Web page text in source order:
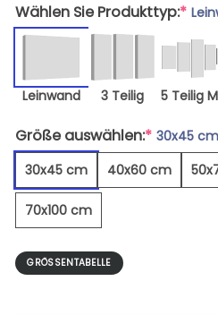
Wählen Sie Produkttyp:*
Leinwand 3 Teilig 5 Teilig
Größe auswählen:* 30x45 cm
30x45 cm
40x60 cm
70x100 cm
GRÖSSENTABELLE